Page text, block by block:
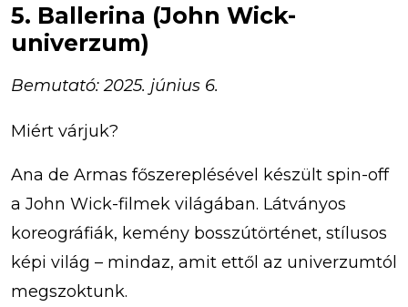
5. Ballerina (John Wick-
univerzum)
Bemutató: 2025. június 6.
Miért várjuk?
Ana de Armas főszereplésével készült spin-off
a John Wick-filmek világában. Látványos
koreográfiák, kemény bosszútörténet, stílusos
képi világ – mindaz, amit ettől az univerzumtól
megszoktunk.